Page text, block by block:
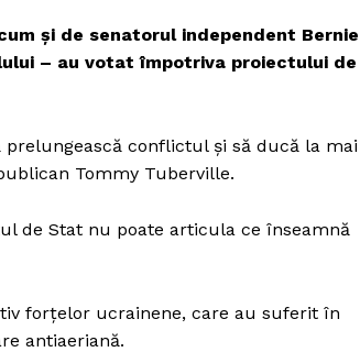
și de senatorul independent Bernie
– au votat împotriva proiectului de
conflictul și să ducă la mai
Tommy Tuberville.
de Stat nu poate articula ce înseamnă
forțelor ucrainene, care au suferit în
antiaeriană.